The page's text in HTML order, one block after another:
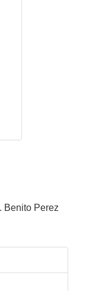
Benito Perez